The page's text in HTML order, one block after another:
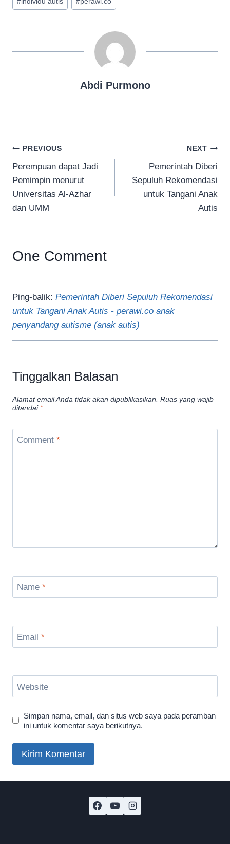
Abdi Purmono
Navigasi
pos
PREVIOUS
Perempuan dapat Jadi
Pemimpin menurut
Universitas Al-Azhar
dan UMM
NEXT
Pemerintah Diberi
Sepuluh Rekomendasi
untuk Tangani Anak
Autis
One Comment
Ping-balik: Pemerintah Diberi Sepuluh Rekomendasi
untuk Tangani Anak Autis - perawi.co anak
penyandang autisme (anak autis)
Tinggalkan Balasan
Alamat email Anda tidak akan dipublikasikan. Ruas yang wajib
ditandai *
Comment *
Name *
Email *
Website
Simpan nama, email, dan situs web saya pada peramban
ini untuk komentar saya berikutnya.